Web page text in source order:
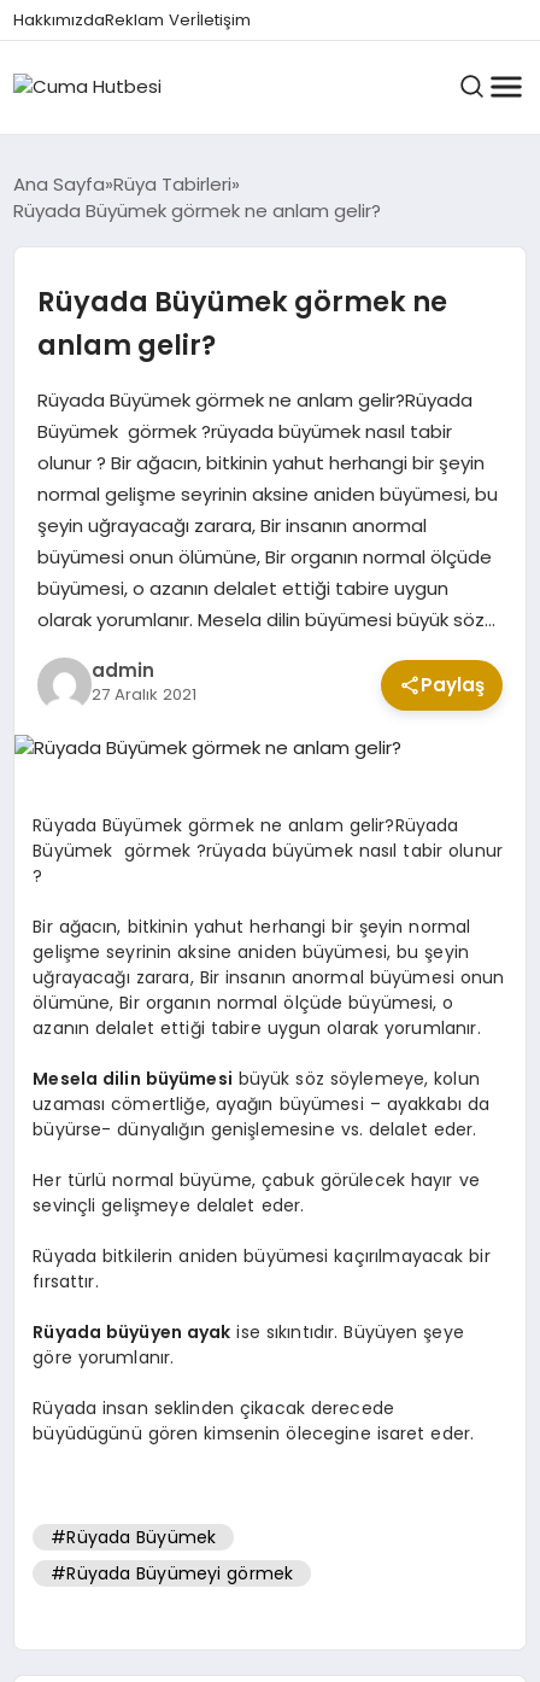
HakkımızdaReklam Verİletişim
HUTBELER
DINI BILGILER
DUALAR VE ZIKIRLER
CUMA MESAJLARI
KABE CANLI YAYIN
Ana Sayfa Rüya Tabirleri
Rüyada Büyümek görmek ne anlam gelir?
Rüyada Büyümek görmek ne
anlam gelir?
Rüyada Büyümek görmek ne anlam gelir?Rüyada
Büyümek görmek ?rüyada büyümek nasıl tabir
olunur ? Bir ağacın, bitkinin yahut herhangi bir şeyin
normal gelişme seyrinin aksine aniden büyümesi, bu
şeyin uğrayacağı zarara, Bir insanın anormal
büyümesi onun ölümüne, Bir organın normal ölçüde
büyümesi, o azanın delalet ettiği tabire uygun
olarak yorumlanır. Mesela dilin büyümesi büyük söz…
admin
27 Aralık 2021 Paylaş
Rüyada Büyümek görmek ne anlam gelir?Rüyada
Büyümek görmek ?rüyada büyümek nasıl tabir olunur
?
Bir ağacın, bitkinin yahut herhangi bir şeyin normal
gelişme seyrinin aksine aniden büyümesi, bu şeyin
uğrayacağı zarara, Bir insanın anormal büyümesi onun
ölümüne, Bir organın normal ölçüde büyümesi, o
azanın delalet ettiği tabire uygun olarak yorumlanır.
Mesela dilin büyümesi büyük söz söylemeye, kolun
uzaması cömertliğe, ayağın büyümesi – ayakkabı da
büyürse- dünyalığın genişlemesine vs. delalet eder.
Her türlü normal büyüme, çabuk görülecek hayır ve
sevinçli gelişmeye delalet eder.
Rüyada bitkilerin aniden büyümesi kaçırılmayacak bir
fırsattır.
Rüyada büyüyen ayak ise sıkıntıdır. Büyüyen şeye
göre yorumlanır.
Rüyada insan seklinden çikacak derecede
büyüdügünü gören kimsenin ölecegine isaret eder.
#Rüyada Büyümek
#Rüyada Büyümeyi görmek